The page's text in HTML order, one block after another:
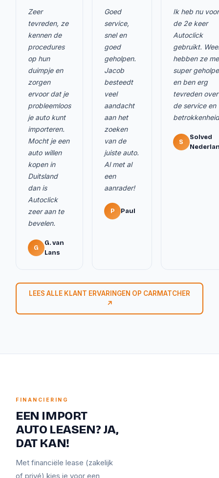
Zeer
tevreden, ze
kennen de
procedures
op hun
duimpje en
zorgen
ervoor dat je
probleemloos
je auto kunt
importeren.
Mocht je een
auto willen
kopen in
Duitsland
dan is
Autoclick
zeer aan te
bevelen.
G
G. van
Lans
Goed
service,
snel en
goed
geholpen.
Jacob
besteedt
veel
aandacht
aan het
zoeken
van de
juiste auto.
Al met al
een
aanrader!
P Paul
Ik heb nu voor
de 2e keer
Autoclick
gebruikt.
hebben ze me
super
en ben erg
tevreden over
de service en
S
Solved
LEES ALLE KLANT ERVARINGEN OP CARMATCHER
↗
FINANCIERING
EEN IMPORT
AUTO LEASEN? JA,
DAT KAN!
Met financiële lease (zakelijk
of privé) kies je voor een